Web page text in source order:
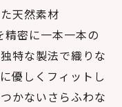
天然素材
精密に一本一本の
特な製法で織りな
優しくフィットし
かないさらふわな